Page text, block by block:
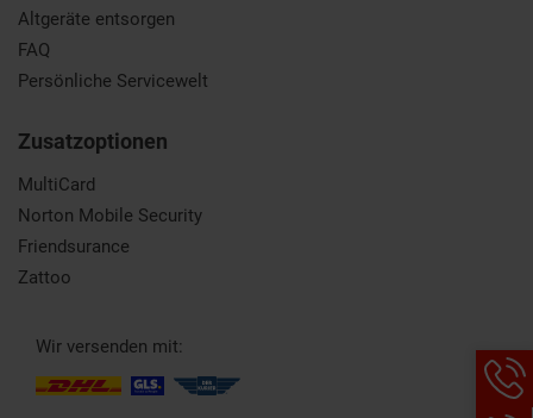
Altgeräte entsorgen
FAQ
Persönliche Servicewelt
Zusatzoptionen
MultiCard
Norton Mobile Security
Friendsurance
Zattoo
Wir versenden mit: